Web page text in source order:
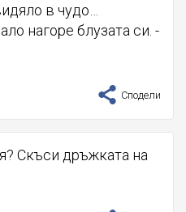
в чудо…
нагоре блузата си. -
Сподели
Скъси дръжката на